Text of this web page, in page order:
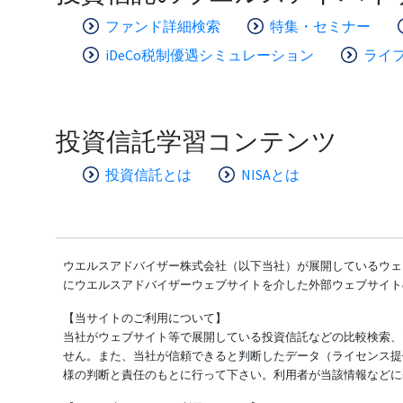
ファンド詳細検索
特集・セミナー
iDeCo税制優遇シミュレーション
ライ
投資信託学習コンテンツ
投資信託とは NISAとは
ウエルスアドバイザー株式会社（以下当社）が展開しているウ
にウエルスアドバイザーウェブサイトを介した外部ウェブサイ
【当サイトのご利用について】
当社がウェブサイト等で展開している投資信託などの比較検索
せん。また、当社が信頼できると判断したデータ（ライセンス
様の判断と責任のもとに行って下さい。利用者が当該情報など